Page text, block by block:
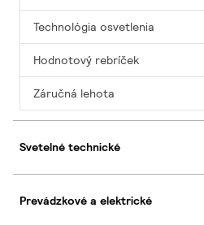
Technológia osvetlenia
Hodnotový rebríček
Záručná lehota
Svetelné technické
Prevádzkové a elektrické